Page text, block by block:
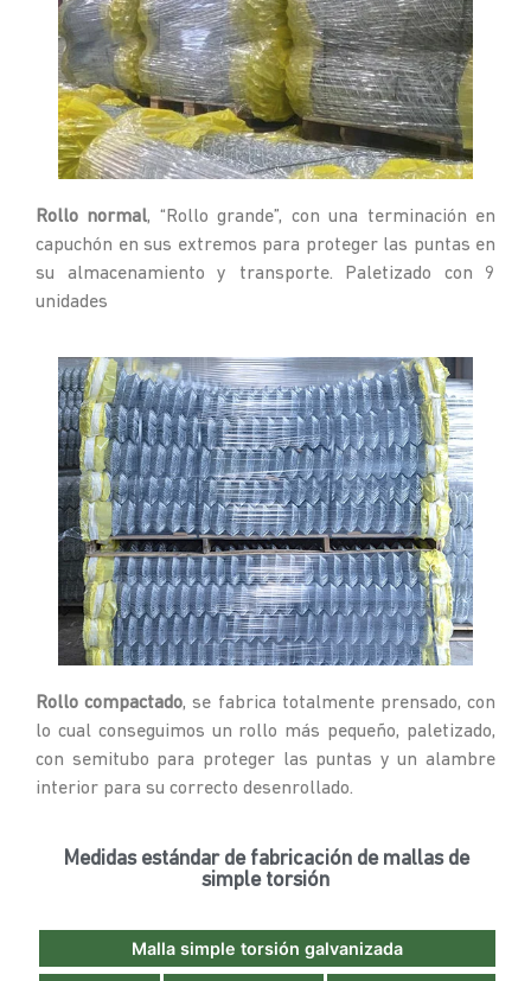
Rollo normal, “Rollo grande”, con una terminación en
capuchón en sus extremos para proteger las puntas en
su almacenamiento y transporte. Paletizado con 9
unidades
Rollo compactado, se fabrica totalmente prensado, con
lo cual conseguimos un rollo más pequeño, paletizado,
con semitubo para proteger las puntas y un alambre
interior para su correcto desenrollado.
Medidas estándar de fabricación de mallas de
simple torsión
Malla simple torsión galvanizada